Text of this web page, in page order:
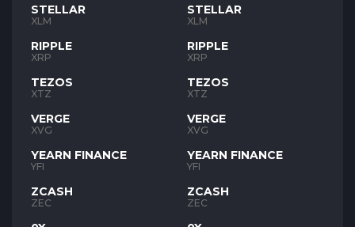
STELLAR
XLM
RIPPLE
XRP
TEZOS
XTZ
VERGE
XVG
YEARN FINANCE
YFI
ZCASH
ZEC
STELLAR
XLM
RIPPLE
XRP
TEZOS
XTZ
VERGE
XVG
YEARN FINANCE
YFI
ZCASH
ZEC